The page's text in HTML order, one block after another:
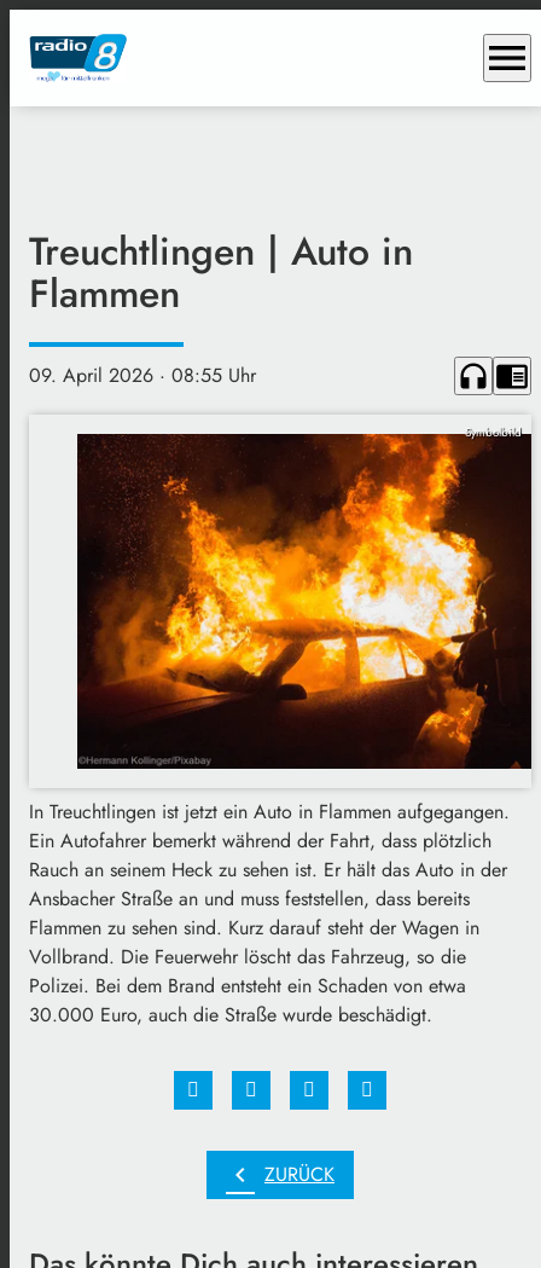
menu
Treuchtlingen | Auto in
Flammen
09. April 2026 · 08:55 Uhr headphones chrome_reader_mode
Symbolbild
In Treuchtlingen ist jetzt ein Auto in Flammen aufgegangen.
Ein Autofahrer bemerkt während der Fahrt, dass plötzlich
Rauch an seinem Heck zu sehen ist. Er hält das Auto in der
Ansbacher Straße an und muss feststellen, dass bereits
Flammen zu sehen sind. Kurz darauf steht der Wagen in
Vollbrand. Die Feuerwehr löscht das Fahrzeug, so die
Polizei. Bei dem Brand entsteht ein Schaden von etwa
30.000 Euro, auch die Straße wurde beschädigt.
chevron_left ZURÜCK